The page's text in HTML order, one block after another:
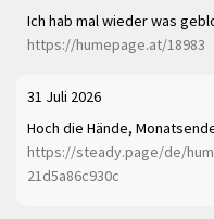
Ich hab mal wieder was
https://humepage.at/18983
31 Juli 2026
Hoch die Hände,
https://steady.page/de/
21d5a86c930c